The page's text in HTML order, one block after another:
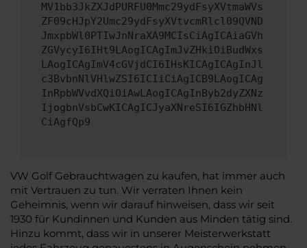
MV1bb3JkZXJdPURFU0Mmc29ydFsyXVtmaWVs
ZF09cHJpY2Umc29ydFsyXVtvcmRlcl09QVND
JmxpbWl0PTIwJnNraXA9MCIsCiAgICAiaGVh
ZGVycyI6IHt9LAogICAgImJvZHkiOiBudWxs
LAogICAgImV4cGVjdCI6IHsKICAgICAgInJl
c3BvbnNlVHlwZSI6ICIiCiAgICB9LAogICAg
InRpbWVvdXQiOiAwLAogICAgInByb2dyZXNz
IjogbnVsbCwKICAgICJyaXNreSI6IGZhbHNl
CiAgfQp9
VW Golf Gebrauchtwagen zu kaufen, hat immer auch
mit Vertrauen zu tun. Wir verraten Ihnen kein
Geheimnis, wenn wir darauf hinweisen, dass wir seit
1930 für Kundinnen und Kunden aus Minden tätig sind.
Hinzu kommt, dass wir in unserer Meisterwerkstatt